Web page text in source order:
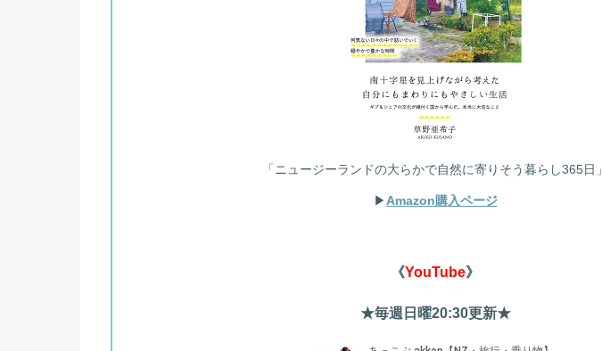
「ニュージーランドの大らかで自然に寄りそう暮らし365日」
▶︎ Amazon購入ページ
《YouTube》
★毎週日曜20:30更新★